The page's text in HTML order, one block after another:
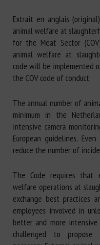
Extrait en anglais
animal welfare at
for the Meat Sector
animal welfare at
code will be implemented
the COV code of conduct.
The annual number of
minimum in the
intensive camera
European guidelines.
reduce the number of
The Code requires that
welfare operations at
exchange best practices
employees involved in
better and more
challenged to propose